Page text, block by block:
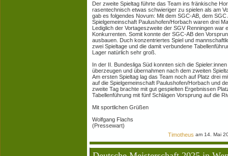
Der zweite Spieltag führte das Team ins fränkische
rasentechnisch etwas schwieriger zu spielen als am
gab es folgendes Novum: Mit dem SGC-AB, dem SGC
Spielgemeinschaft Paulushofen/Horbach waren drei
Lediglich der Vortageszweite der SGV Renningen war
Konkurrenten. Somit konnte der SGC-AB den
ausbauen. Duch konzentriertes Spiel und
zwei Spieltage und die damit verbundene
Lager natürlich sehr groß.
In der II. Bundesliga Süd konnten sich die
überzeugen und übernahmen nach dem zweiten
Am ersten Spieltag lag das Team noch auf Platz drei
auf die Spielgemeinschaft Paulushofen/Horbach und
zweite Tag brachte mit gut gespielten Ergebnissen
Tabellenführung mit fünf Schlägen Vorsprung auf die
Mit sportlichen Grüßen
Wolfgang Flachs
(Pressewart)
Timotheus am 14. Mai